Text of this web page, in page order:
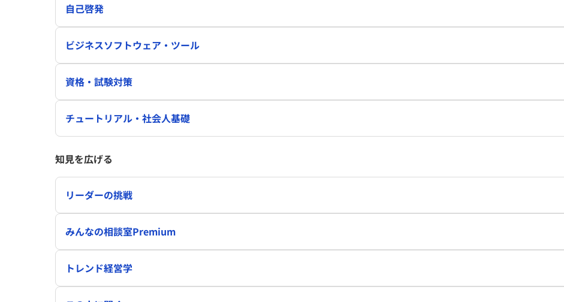
自己啓発
ビジネスソフトウェア・ツール
資格・試験対策
チュートリアル・社会人基礎
知見を広げる
リーダーの挑戦
みんなの相談室Premium
トレンド経営学